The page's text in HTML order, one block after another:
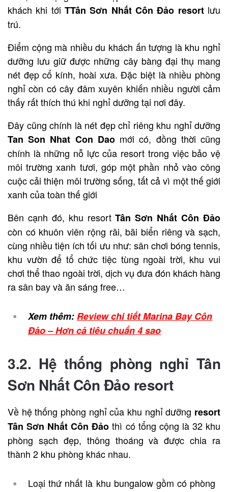
khách khi tới TTân Sơn Nhất Côn Đảo resortlưu
trú.
Điểm cộng mà nhiều du khách ấn tượng là khu nghỉ
dưỡng lưu giữ được những cây bàng đại thụ mang
nét đẹp cổ kính, hoài xưa. Đặc biệt là nhiều phòng
nghỉcòn có cây đâm xuyên khiến nhiều người cảm
thấy rất thích thú khi nghỉ dưỡng tại nơi đây.
Đây cũng chính là nét đẹp chỉ riêng khu nghỉ dưỡng
Tan Son Nhat Con Dao mới có, đồng thời cũng
chính là những nỗ lực của resort trong việc bảo vệ
môi trường xanh tươi, góp một phần nhỏ vào công
cuộc cải thiện môi trường sống, tất cả vì một thế giới
xanh của toàn thế giới
Bên cạnh đó, khu resortTân Sơn Nhất Côn Đảo
còn có khuôn viên rộng rãi, bãi biển riêng và sạch,
cùng nhiều tiện ích tối ưu như: sân chơi bóng tennis,
khu vườn để tổ chức tiệc tùng ngoài trời, khu vui
chơi thể thao ngoài trời, dịch vụ đưa đón khách hàng
ra sân bay và ăn sáng free…
Xem thêm:Review chi tiết Marina Bay Côn
Đảo – Hơn cả tiêu chuẩn 4 sao
3.2. Hệ thống phòng nghỉ Tân
Sơn Nhất Côn Đảo resort
Về hệ thống phòng nghỉ của khu nghỉ dưỡng resort
Tân Sơn Nhất Côn Đảo thì có tổng cộng là 32 khu
phòng sạch đẹp, thông thoáng và được chia ra
thành 2 khu phòng khác nhau.
Loại thứ nhất là khu bungalow gồm có phòng